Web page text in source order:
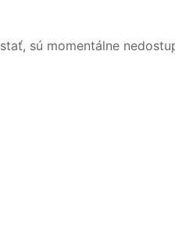
sú momentálne